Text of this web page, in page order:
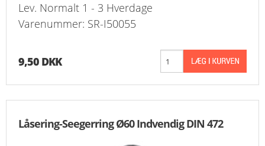
Lev. Normalt 1 - 3 Hverdage
Varenummer: SR-I50055
9,50 DKK
Låsering-Seegerring Ø60 Indvendig DIN 472